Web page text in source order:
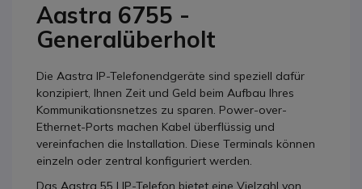
Aastra 6755 -
Generalüberholt
Die Aastra IP-Telefonendgeräte sind speziell dafür
konzipiert, Ihnen Zeit und Geld beim Aufbau Ihres
Kommunikationsnetzes zu sparen. Power-over-
Ethernet-Ports machen Kabel überflüssig und
vereinfachen die Installation. Diese Terminals können
einzeln oder zentral konfiguriert werden.
Das Aastra 55 I IP-Telefon bietet eine Vielzahl von